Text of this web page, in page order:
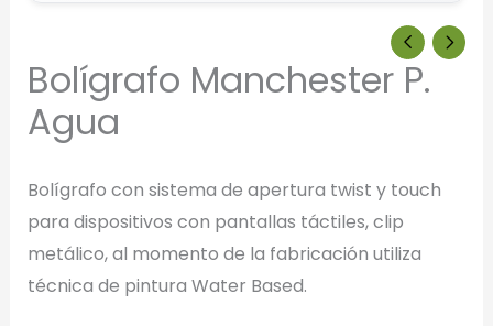
Bolígrafo Manchester P.
Agua
Bolígrafo con sistema de apertura twist y touch
para dispositivos con pantallas táctiles, clip
metálico, al momento de la fabricación utiliza
técnica de pintura Water Based.